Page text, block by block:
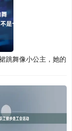
跳舞像小公主，她的